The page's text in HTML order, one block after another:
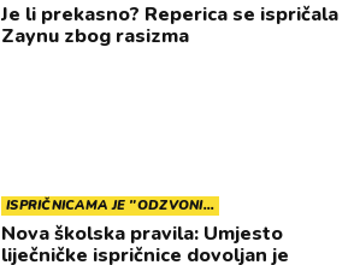
Je li prekasno? Reperica se ispričala
Zaynu zbog rasizma
ISPRIČNICAMA JE "ODZVONI…
Nova školska pravila: Umjesto
liječničke ispričnice dovoljan je